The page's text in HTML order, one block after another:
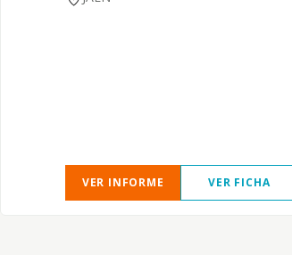
VER INFORME VER FICHA